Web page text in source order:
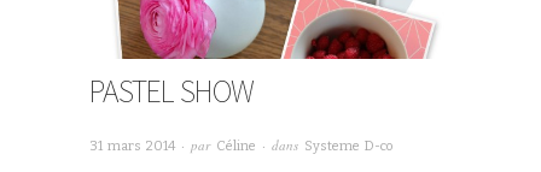
PASTEL SHOW
31 mars 2014 · par Céline · dans Systeme D-co